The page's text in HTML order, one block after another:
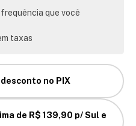
que você
taxas
no PIX
de R$ 139,90 p/ Sul e